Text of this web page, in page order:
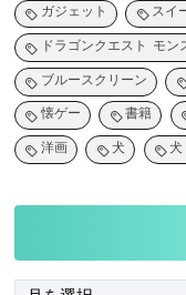
ガジェット スイ
ドラゴンクエスト モン
ブルースクリーン
懐ゲー 書籍
洋画 犬 犬